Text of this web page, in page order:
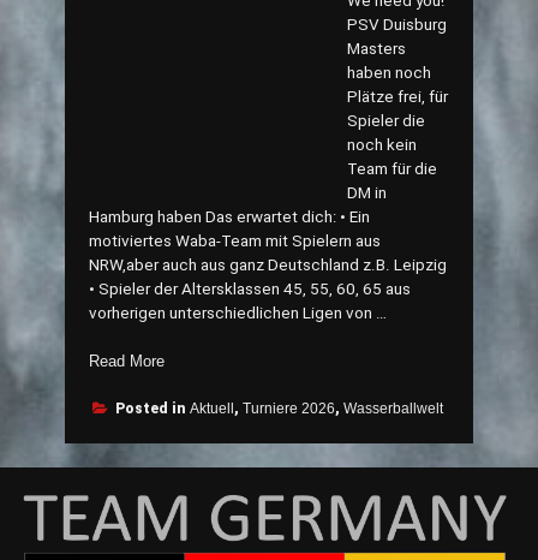
PSV Duisburg
Masters
haben noch
Plätze frei, für
Spieler die
noch kein
Team für die
DM in
Hamburg haben Das erwartet dich: • Ein
motiviertes Waba-Team mit Spielern aus
NRW,aber auch aus ganz Deutschland z.B. Leipzig
• Spieler der Altersklassen 45, 55, 60, 65 aus
vorherigen unterschiedlichen Ligen von …
Read More„PSV
Masters
Posted in Aktuell , Turniere 2026, Wasserballwelt